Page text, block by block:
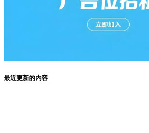
最近更新的内容